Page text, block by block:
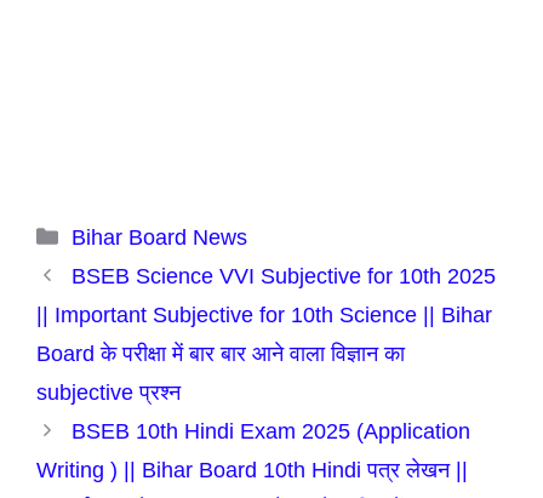
Categories
Bihar Board News
BSEB Science VVI Subjective for 10th 2025
|| Important Subjective for 10th Science || Bihar
Board के परीक्षा में बार बार आने वाला विज्ञान का
subjective प्रश्न
BSEB 10th Hindi Exam 2025 (Application
Writing ) || Bihar Board 10th Hindi पत्र लेखन ||